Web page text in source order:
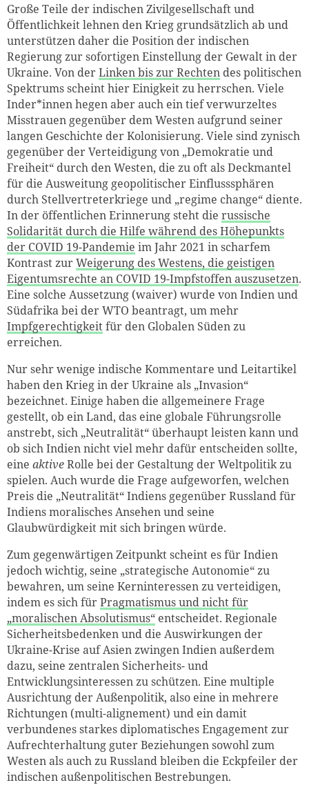
Große Teile der indischen Zivilgesellschaft und
Öffentlichkeit lehnen den Krieg grundsätzlich ab und
unterstützen daher die Position der indischen
Regierung zur sofortigen Einstellung der Gewalt in der
Ukraine. Von derLinken bis zur Rechten des politischen
Spektrums scheint hier Einigkeit zu herrschen. Viele
Inder*innen hegen aber auch ein tief verwurzeltes
Misstrauen gegenüber dem Westen aufgrund seiner
langen Geschichte der Kolonisierung. Viele sind zynisch
gegenüber der Verteidigung von „Demokratie und
Freiheit“ durch den Westen, die zu oft als Deckmantel
für die Ausweitung geopolitischer Einflusssphären
durch Stellvertreterkriege und „regime change“ diente.
In der öffentlichen Erinnerung steht die russische
Solidarität durch die Hilfe während des Höhepunkts
der COVID 19-Pandemie im Jahr 2021 in scharfem
Kontrast zurWeigerung des Westens, die geistigen
Eigentumsrechte an COVID 19-Impfstoffen auszusetzen.
Eine solche Aussetzung (waiver) wurde von Indien und
Südafrika bei der WTO beantragt, um mehr
Impfgerechtigkeitfür den Globalen Süden zu
erreichen.
Nur sehr wenige indische Kommentare und Leitartikel
haben den Krieg in der Ukraine als „Invasion“
bezeichnet. Einige haben die allgemeinere Frage
gestellt, ob ein Land, das eine globale Führungsrolle
anstrebt, sich „Neutralität“ überhaupt leisten kann und
ob sich Indien nicht viel mehr dafür entscheiden sollte,
eine aktiveRolle bei der Gestaltung der Weltpolitik zu
spielen. Auch wurde die Frage aufgeworfen, welchen
Preis die „Neutralität“ Indiens gegenüber Russland für
Indiens moralisches Ansehen und seine
Glaubwürdigkeit mit sich bringen würde.
Zum gegenwärtigen Zeitpunkt scheint es für Indien
jedoch wichtig, seine „strategische Autonomie“ zu
bewahren, um seine Kerninteressen zu verteidigen,
indem es sich fürPragmatismus und nicht für
„moralischen Absolutismus“ entscheidet. Regionale
Sicherheitsbedenken und die Auswirkungen der
Ukraine-Krise auf Asien zwingen Indien außerdem
dazu, seine zentralen Sicherheits- und
Entwicklungsinteressen zu schützen. Eine multiple
Ausrichtung der Außenpolitik, also eine in mehrere
Richtungen (multi-alignement) und ein damit
verbundenes starkes diplomatisches Engagement zur
Aufrechterhaltung guter Beziehungen sowohl zum
Westen als auch zu Russland bleiben die Eckpfeiler der
indischen außenpolitischen Bestrebungen.